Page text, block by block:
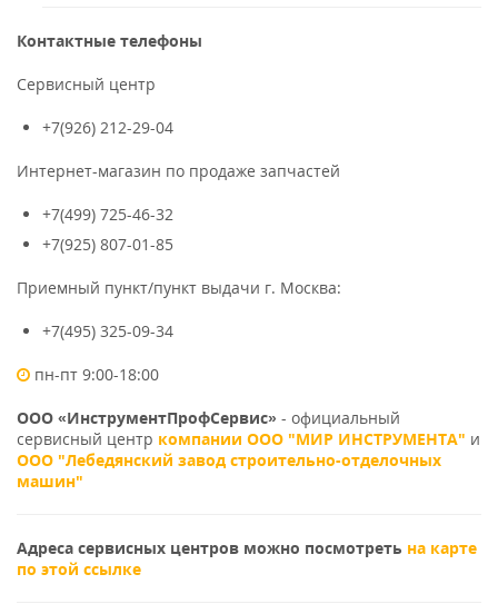
Контактные телефоны
Сервисный центр
+7(926) 212-29-04
Интернет-магазин по продаже запчастей
+7(499) 725-46-32
+7(925) 807-01-85
Приемный пункт/пункт выдачи г. Москва:
+7(495) 325-09-34
пн-пт 9:00-18:00
ООО «ИнструментПрофСервис» - официальный
сервисный центр компании ООО "МИР ИНСТРУМЕНТА" и
ООО "Лебедянский завод строительно-отделочных
машин"
Адреса сервисных центров можно посмотреть на карте
по этой ссылке